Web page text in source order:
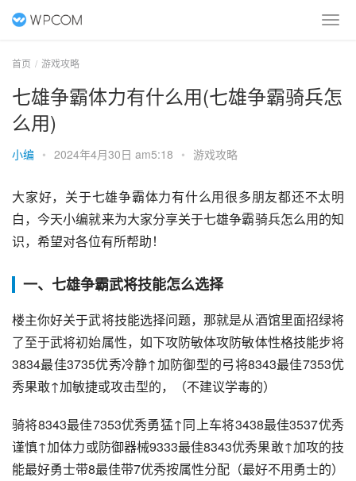
首页 游戏攻略
七雄争霸体力有什么用(七雄争霸骑兵怎
么用)
小编 • 2024年4月30日 am5:18 • 游戏攻略
大家好，关于七雄争霸体力有什么用很多朋友都还不太明
白，今天小编就来为大家分享关于七雄争霸骑兵怎么用的知
识，希望对各位有所帮助！
一、七雄争霸武将技能怎么选择
楼主你好关于武将技能选择问题，那就是从酒馆里面招绿将
了至于武将初始属性，如下攻防敏体攻防敏体性格技能步将
3834最佳3735优秀冷静↑加防御型的弓将8343最佳7353优
秀果敢↑加敏捷或攻击型的，（不建议学毒的）
骑将8343最佳7353优秀勇猛↑同上车将3438最佳3537优秀
谨慎↑加体力或防御器械9333最佳8343优秀果敢↑加攻的技
能最好勇士带8最佳带7优秀按属性分配（最好不用勇士的）